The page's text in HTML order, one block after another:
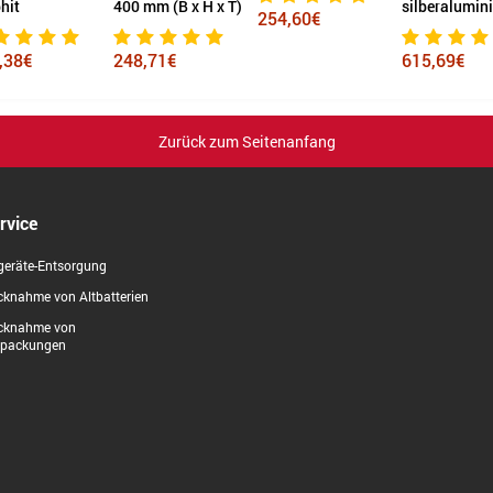
400 mm (B x H x T)
248,71€
254,60€
615,69€
Zurück zum Seitenanfang
Entsorgung
von Altbatterien
von